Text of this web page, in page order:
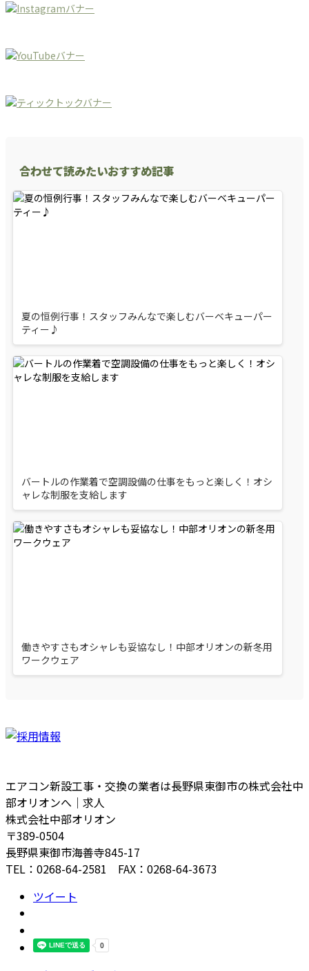
合わせて読みたいおすすめ記事
夏の恒例行事！スタッフみんなで楽しむバーベキューパー
ティー♪
バートルの作業着で空調設備の仕事をもっと楽しく！オシ
ャレな制服を支給します
働きやすさもオシャレも妥協なし！中部オリオンの新冬用
ワークウェア
エアコン新設工事・交換の業者は長野県東御市の株式会社中
部オリオンへ｜求人
株式会社中部オリオン
〒389-0504
長野県東御市海善寺845-17
TEL：0268-64-2581 FAX：0268-64-3673
ツイート